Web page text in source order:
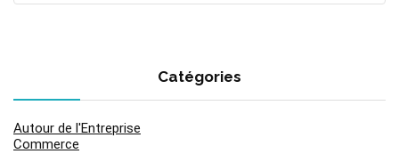
Catégories
Autour de l'Entreprise
Commerce